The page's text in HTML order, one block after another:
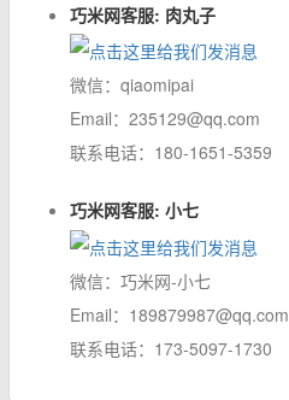
巧米网客服: 肉丸子
微信：qiaomipai
Email：235129@qq.com
联系电话：180-1651-5359
巧米网客服: 小七
微信：巧米网-小七
Email：189879987@qq.com
联系电话：173-5097-1730